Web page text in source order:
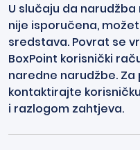
U slučaju da
nije isporučena,
sredstava. Povrat se
BoxPoint korisnički
naredne narudžbe.
kontaktirajte
i razlogom zahtjeva.